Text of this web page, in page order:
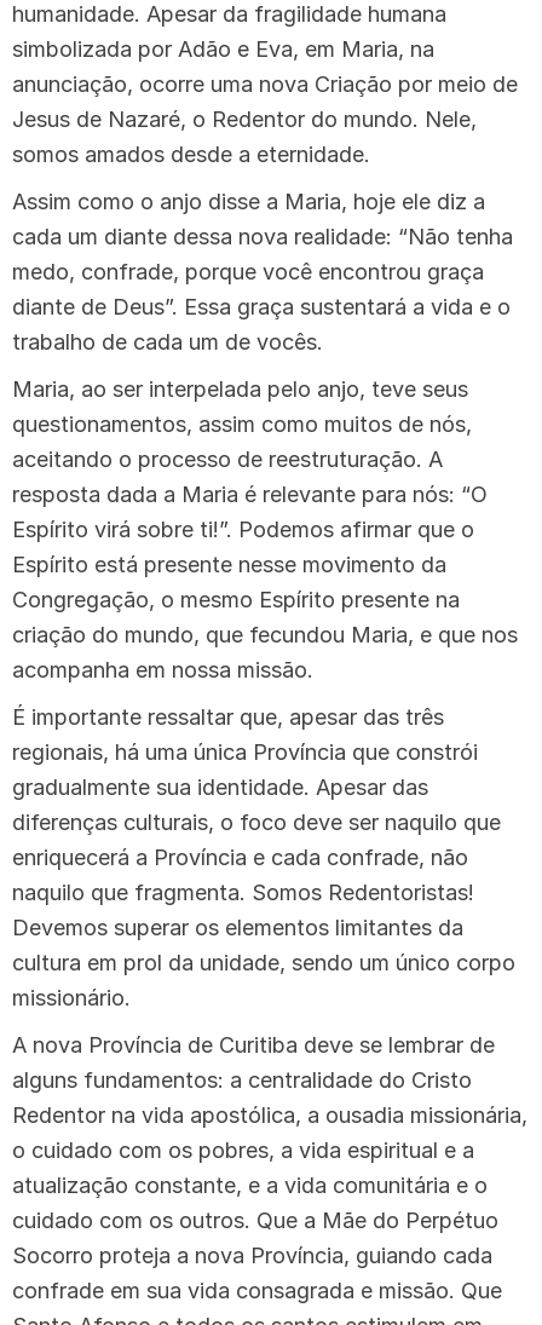
humanidade. Apesar da fragilidade humana
simbolizada por Adão e Eva, em Maria, na
anunciação, ocorre uma nova Criação por meio de
Jesus de Nazaré, o Redentor do mundo. Nele,
somos amados desde a eternidade.
Assim como o anjo disse a Maria, hoje ele diz a
cada um diante dessa nova realidade: “Não tenha
medo, confrade, porque você encontrou graça
diante de Deus”. Essa graça sustentará a vida e o
trabalho de cada um de vocês.
Maria, ao ser interpelada pelo anjo, teve seus
questionamentos, assim como muitos de nós,
aceitando o processo de reestruturação. A
resposta dada a Maria é relevante para nós: “O
Espírito virá sobre ti!”. Podemos afirmar que o
Espírito está presente nesse movimento da
Congregação, o mesmo Espírito presente na
criação do mundo, que fecundou Maria, e que nos
acompanha em nossa missão.
É importante ressaltar que, apesar das três
regionais, há uma única Província que constrói
gradualmente sua identidade. Apesar das
diferenças culturais, o foco deve ser naquilo que
enriquecerá a Província e cada confrade, não
naquilo que fragmenta. Somos Redentoristas!
Devemos superar os elementos limitantes da
cultura em prol da unidade, sendo um único corpo
missionário.
A nova Província de Curitiba deve se lembrar de
alguns fundamentos: a centralidade do Cristo
Redentor na vida apostólica, a ousadia missionária,
o cuidado com os pobres, a vida espiritual e a
atualização constante, e a vida comunitária e o
cuidado com os outros. Que a Mãe do Perpétuo
Socorro proteja a nova Província, guiando cada
confrade em sua vida consagrada e missão. Que